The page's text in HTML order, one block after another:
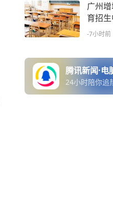
广州
育招
没891
-7小时前
腾讯新闻·电
24小时陪你追